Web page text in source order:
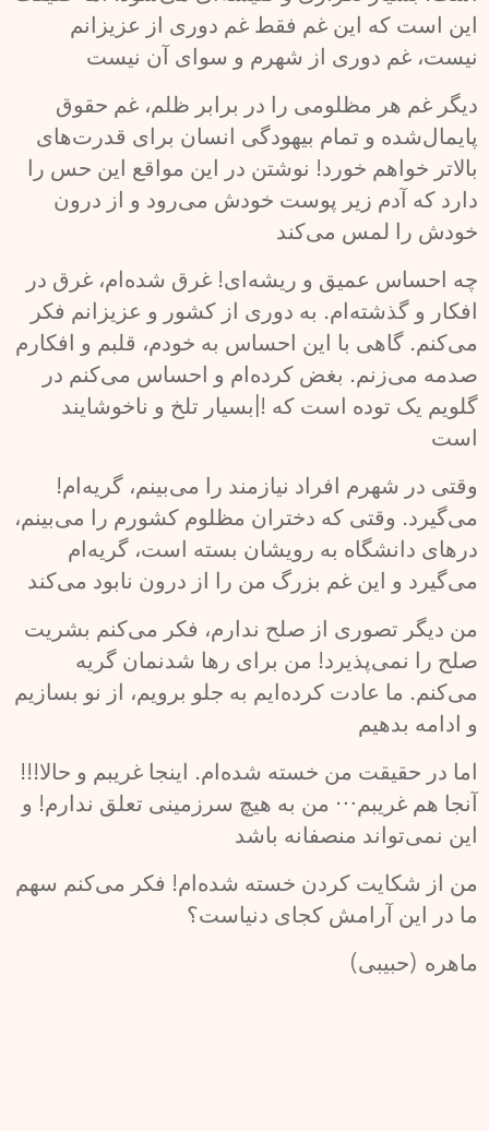
این است که این غم فقط غم دوری از عزیزانم
نیست، غم دوری از شهرم و سوای آن نیست
دیگر غم هر مظلومی را در برابر ظلم، غم حقوق
پایمال‌شده و تمام بیهودگی انسان برای قدرت‌های
بالاتر خواهم خورد! نوشتن در این مواقع این حس را
دارد که آدم زیر پوست خودش می‌رود و از درون
خودش را لمس می‌کند
چه احساس عمیق و ریشه‌ای! غرق شده‌ام، غرق در
افکار و گذشته‌ام. به دوری از کشور و عزیزانم فکر
می‌کنم. گاهی با این احساس به خودم، قلبم و افکارم
صدمه می‌زنم. بغض کرده‌ام و احساس می‌کنم در
گلویم یک توده است که !|بسیار تلخ و ناخوشایند
است
!وقتی در شهرم افراد نیازمند را می‌بینم، گریه‌ام
می‌گیرد. وقتی که دختران مظلوم کشورم را می‌بینم،
درهای دانشگاه به رویشان بسته است، گریه‌ام
می‌گیرد و این غم بزرگ من را از درون نابود می‌کند
من دیگر تصوری از صلح ندارم، فکر می‌کنم بشریت
صلح را نمی‌پذیرد! من برای رها شدنمان گریه
می‌کنم. ما عادت کرده‌ایم به جلو برویم، از نو بسازیم
و ادامه بدهیم
!!!اما در حقیقت من خسته شده‌ام. اینجا غریبم و حالا
آنجا هم غریبم… من به هیچ سرزمینی تعلق ندارم! و
این نمی‌تواند منصفانه باشد
من از شکایت کردن خسته شده‌ام! فکر می‌کنم سهم
ما در این آرامش کجای دنیاست؟
ماهره (حبیبی)